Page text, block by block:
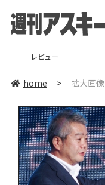
レビュー
home > 拡大画像